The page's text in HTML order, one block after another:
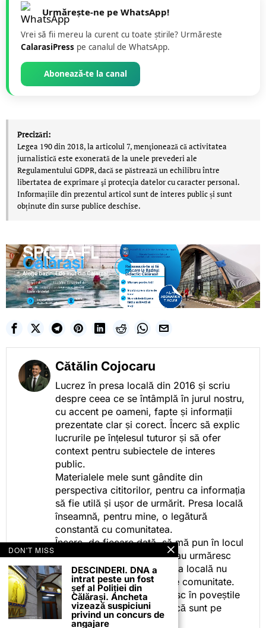
Urmărește-ne pe WhatsApp!
Vrei să fii mereu la curent cu toate știrile? Urmăreste
CalarasiPress pe canalul de WhatsApp.
Abonează-te la canal
Precizări:
Legea 190 din 2018, la articolul 7, menţionează că activitatea
jurnalistică este exonerată de la unele prevederi ale
Regulamentului GDPR, dacă se păstrează un echilibru între
libertatea de exprimare şi protecţia datelor cu caracter personal.
Informațiile din prezentul articol sunt de interes public și sunt
obținute din surse publice deschise.
Cătălin Cojocaru
Lucrez în presa locală din 2016 și scriu
despre ceea ce se întâmplă în jurul nostru,
cu accent pe oameni, fapte și informații
prezentate clar și corect. Încerc să explic
lucrurile pe înțelesul tuturor și să ofer
context pentru subiectele de interes
public.
Materialele mele sunt gândite din
perspectiva cititorilor, pentru ca informația
să fie utilă și ușor de urmărit. Presa locală
înseamnă, pentru mine, o legătură
constantă cu comunitatea.
Încerc, de fiecare dată, să mă pun în locul
celor care citesc, privesc sau urmăresc
ceea ce fac. Pentru că presa locală nu
este despre mine, ci despre comunitate.
Iar dacă oamenii se regăsesc în poveștile
pe care le spun, înseamnă că sunt pe
drumul bun.
DON'T MISS
DESCINDERI. DNA a
intrat peste un fost
șef al Poliției din
Călărași. Ancheta
vizează suspiciuni
privind un concurs de
angajare